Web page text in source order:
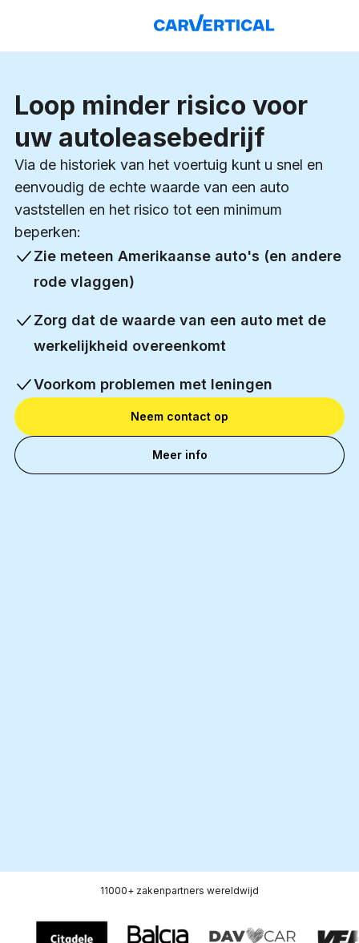
Loop minder risico voor
uw autoleasebedrijf
Via de historiek van het voertuig kunt u snel en
eenvoudig de echte waarde van een auto
vaststellen en het risico tot een minimum
beperken:
Zie meteen Amerikaanse auto's (en andere
rode vlaggen)
Zorg dat de waarde van een auto met de
werkelijkheid overeenkomt
Voorkom problemen met leningen
Neem contact op
Meer info
11000+ zakenpartners wereldwijd